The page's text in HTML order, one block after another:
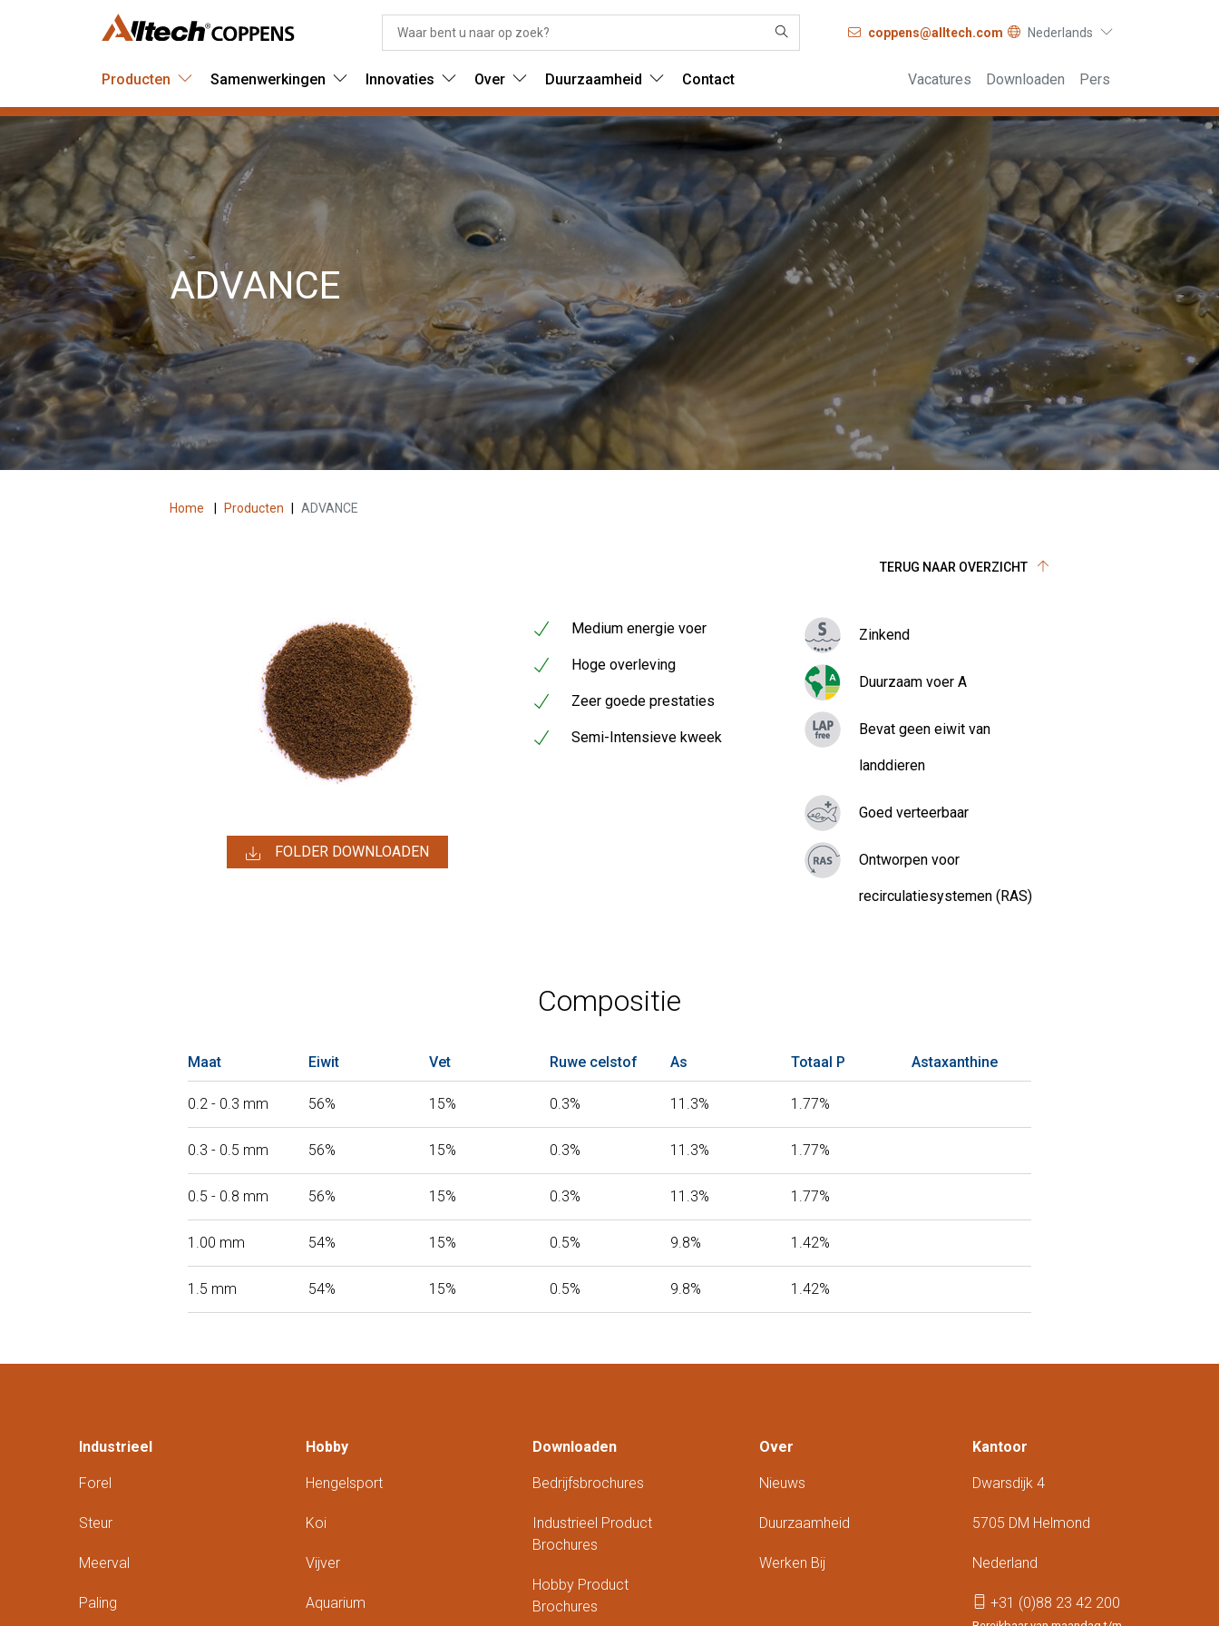
coppens@alltech.com Nederlands
Producten Samenwerkingen Innovaties Over Duurzaamheid Contact Vacatures Downloaden Pers
ADVANCE
Home Producten ADVANCE
TERUG NAAR OVERZICHT
FOLDER DOWNLOADEN
Medium energie voer
Hoge overleving
Zeer goede prestaties
Semi-Intensieve kweek
Zinkend
Duurzaam voer A
Bevat geen eiwit van
landdieren
Goed verteerbaar
Ontworpen voor
recirculatiesystemen (RAS)
Compositie
Maat Eiwit Vet Ruwe celstof As Totaal P Astaxanthine
0.2 - 0.3 mm 56% 15% 0.3% 11.3% 1.77%
0.3 - 0.5 mm 56% 15% 0.3% 11.3% 1.77%
0.5 - 0.8 mm 56% 15% 0.3% 11.3% 1.77%
1.00 mm 54% 15% 0.5% 9.8% 1.42%
1.5 mm 54% 15% 0.5% 9.8% 1.42%
Industrieel
Forel
Steur
Meerval
Paling
Hobby
Hengelsport
Koi
Vijver
Aquarium
Downloaden
Bedrijfsbrochures
Industrieel Product
Brochures
Hobby Product
Brochures
Over
Nieuws
Duurzaamheid
Werken Bij
Kantoor
Dwarsdijk 4
5705 DM Helmond
Nederland
+31 (0)88 23 42 200